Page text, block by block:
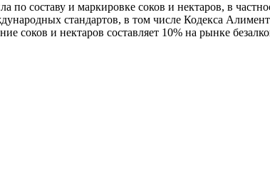
по составу и маркировке соков и нектаров, в
стандартов, в том числе Кодекса
соков и нектаров составляет 10% на рынке